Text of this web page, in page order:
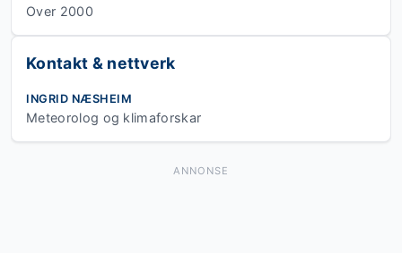
Over 2000
Kontakt & nettverk
INGRID NÆSHEIM
Meteorolog og klimaforskar
ANNONSE